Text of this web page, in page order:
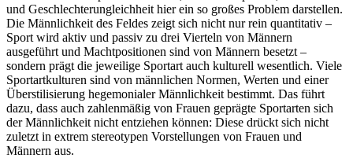
und Geschlechterungleichheit hier ein so großes Problem darstellen.
Die Männlichkeit des Feldes zeigt sich nicht nur rein quantitativ –
Sport wird aktiv und passiv zu drei Vierteln von Männern
ausgeführt und Machtpositionen sind von Männern besetzt –
sondern prägt die jeweilige Sportart auch kulturell wesentlich. Viele
Sportartkulturen sind von männlichen Normen, Werten und einer
Überstilisierung hegemonialer Männlichkeit bestimmt. Das führt
dazu, dass auch zahlenmäßig von Frauen geprägte Sportarten sich
der Männlichkeit nicht entziehen können: Diese drückt sich nicht
zuletzt in extrem stereotypen Vorstellungen von Frauen und
Männern aus.